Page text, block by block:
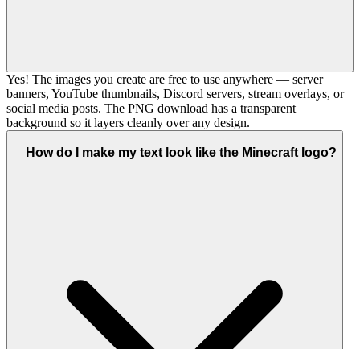
Yes! The images you create are free to use anywhere — server
banners, YouTube thumbnails, Discord servers, stream overlays, or
social media posts. The PNG download has a transparent
background so it layers cleanly over any design.
How do I make my text look like the Minecraft logo?